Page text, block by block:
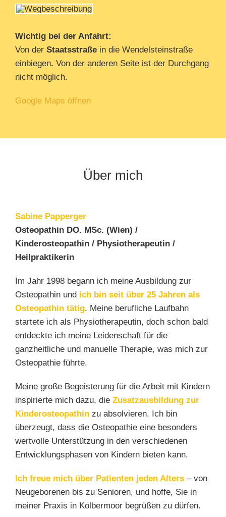
Wichtig bei der Anfahrt:
Von der Staatsstraßein die Wendelsteinstraße
einbiegen. Von der anderen Seite ist der Durchgang
nicht möglich.
Google Maps öffnen
Über mich
Sabine Papperger
Osteopathin DO. MSc. (Wien) /
Kinderosteopathin / Physiotherapeutin /
Heilpraktikerin
Im Jahr 1998 begann ich meine Ausbildung zur
Osteopathin und ich bin seit über 25 Jahren als
Osteopathin tätig. Meine berufliche Laufbahn
startete ich als Physiotherapeutin, doch schon bald
entdeckte ich meine Leidenschaft für die
ganzheitliche und manuelle Therapie, was mich zur
Osteopathie führte.
Meine große Begeisterung für die Arbeit mit Kindern
inspirierte mich dazu, die Zusatzausbildung zur
Kinderosteopathin zu absolvieren. Ich bin
überzeugt, dass die Osteopathie eine besonders
wertvolle Unterstützung in den verschiedenen
Entwicklungsphasen von Kindern bieten kann.
Ich freue mich über Patienten jeden Alters – von
Neugeborenen bis zu Senioren, und hoffe, Sie in
meiner Praxis in Kolbermoor begrüßen zu dürfen.